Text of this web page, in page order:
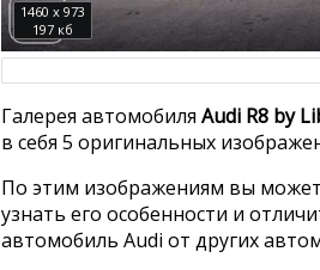
1460 x 973
197 кб
Галерея автомобиля Audi R8 by
в себя 5 оригинальных
По этим изображениям вы
узнать его особенности и
автомобиль Audi от других